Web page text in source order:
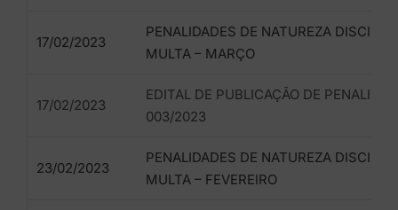
17/02/2023
PENALIDADES DE NATUREZA
MULTA – MARÇO
17/02/2023
EDITAL DE PUBLICAÇÃO DE
003/2023
23/02/2023
PENALIDADES DE NATUREZA
MULTA – FEVEREIRO